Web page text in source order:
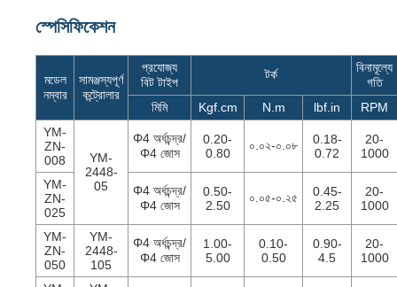
স্পেসিফিকেশন
মডেল
নম্বার
সামঞ্জস্যপূর্ণ
কন্ট্রোলার
প্রযোজ্য
বিট টাইপ
টর্ক
বিনামূল্যে
গতি
মিমি
Kgf.cm N.m lbf.in
RPM
YM-
ZN-
008
YM-
2448-
05
Φ4 অর্ধচন্দ্র/
Φ4 জোস
0.20-
0.80
০.০২-০.০৮
0.18-
0.72
20-
1000
YM-
ZN-
025
Φ4 অর্ধচন্দ্র/
Φ4 জোস
0.50-
2.50
০.০৫-০.২৫
0.45-
2.25
20-
1000
YM-
ZN-
050
YM-
2448-
105
Φ4 অর্ধচন্দ্র/
Φ4 জোস
1.00-
5.00
0.10-
0.50
0.90-
4.5
20-
1000